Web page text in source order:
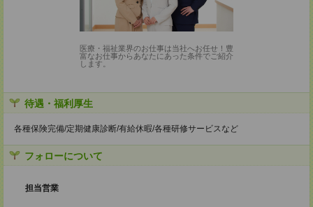
医療・福祉業界のお仕事は当社へお任せ！豊
富なお仕事からあなたにあった条件でご紹介
します。
待遇・福利厚生
各種保険完備/定期健康診断/有給休暇/各種研修サービスなど
フォローについて
担当営業